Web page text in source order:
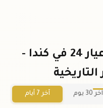
سعر ربع كيلو ذهب عيار 24 في كندا -
آخر 30 يوم آخر 7 أيام